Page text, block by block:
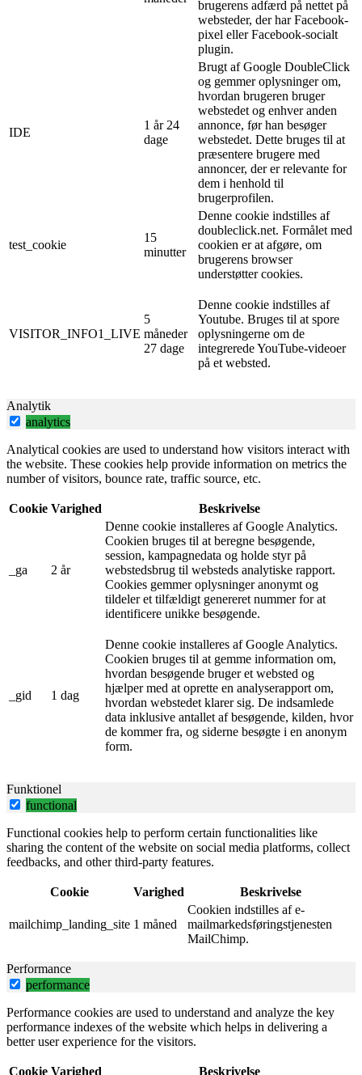
brugerens adfærd på nettet på
websteder, der har Facebook-
pixel eller Facebook-socialt
plugin.
IDE
1 år 24
dage
Brugt af Google DoubleClick
og gemmer oplysninger om,
hvordan brugeren bruger
webstedet og enhver anden
annonce, før han besøger
webstedet. Dette bruges til at
præsentere brugere med
annoncer, der er relevante for
dem i henhold til
brugerprofilen.
test_cookie
15
minutter
Denne cookie indstilles af
doubleclick.net. Formålet med
cookien er at afgøre, om
brugerens browser
understøtter cookies.
VISITOR_INFO1_LIVE
5
måneder
27 dage
Denne cookie indstilles af
Youtube. Bruges til at spore
oplysningerne om de
integrerede YouTube-videoer
på et websted.
Analytik
analytics
Analytical cookies are used to understand how visitors interact with
the website. These cookies help provide information on metrics the
number of visitors, bounce rate, traffic source, etc.
Cookie Varighed Beskrivelse
_ga 2 år
Denne cookie installeres af Google Analytics.
Cookien bruges til at beregne besøgende,
session, kampagnedata og holde styr på
webstedsbrug til websteds analytiske rapport.
Cookies gemmer oplysninger anonymt og
tildeler et tilfældigt genereret nummer for at
identificere unikke besøgende.
_gid 1 dag
Denne cookie installeres af Google Analytics.
Cookien bruges til at gemme information om,
hvordan besøgende bruger et websted og
hjælper med at oprette en analyserapport om,
hvordan webstedet klarer sig. De indsamlede
data inklusive antallet af besøgende, kilden, hvor
de kommer fra, og siderne besøgte i en anonym
form.
Funktionel
functional
Functional cookies help to perform certain functionalities like
sharing the content of the website on social media platforms, collect
feedbacks, and other third-party features.
Cookie Varighed Beskrivelse
mailchimp_landing_site 1 måned
Cookien indstilles af e-
mailmarkedsføringstjenesten
MailChimp.
Performance
performance
Performance cookies are used to understand and analyze the key
performance indexes of the website which helps in delivering a
better user experience for the visitors.
Cookie Varighed Beskrivelse